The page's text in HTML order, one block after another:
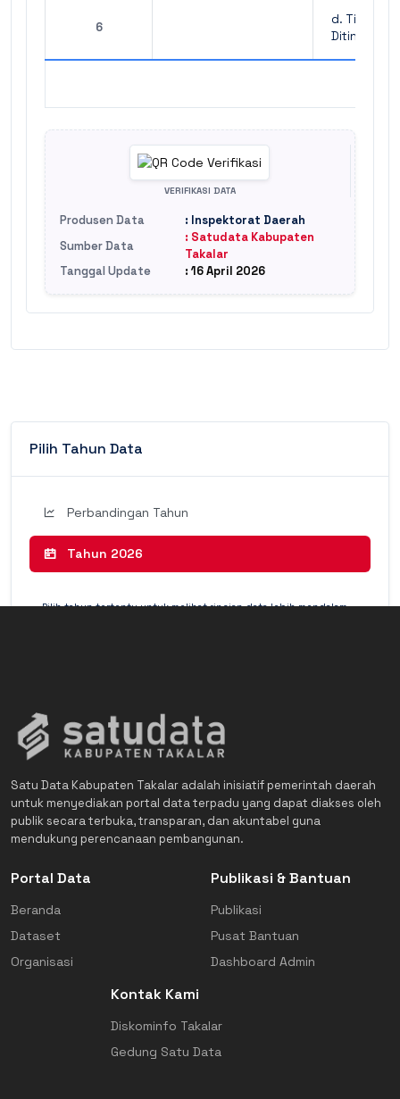
6
d. Tidak
VERIFIKASI DATA
Produsen Data
: Inspektorat Daerah
Sumber Data
: Satudata Kabupaten
Takalar
Tanggal Update
: 16 April 2026
Pilih Tahun Data
Perbandingan Tahun
Tahun 2026
Pilih tahun tertentu untuk melihat rincian data lebih mendalam
Satu Data Kabupaten Takalar adalah inisiatif pemerintah daerah
untuk menyediakan portal data terpadu yang dapat diakses oleh
publik secara terbuka, transparan, dan akuntabel guna
mendukung perencanaan pembangunan.
Portal Data
Beranda
Dataset
Organisasi
Publikasi & Bantuan
Publikasi
Pusat Bantuan
Dashboard Admin
Kontak Kami
Diskominfo Takalar
Gedung Satu Data